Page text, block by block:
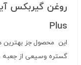
Plus
این محصول جز بهترین